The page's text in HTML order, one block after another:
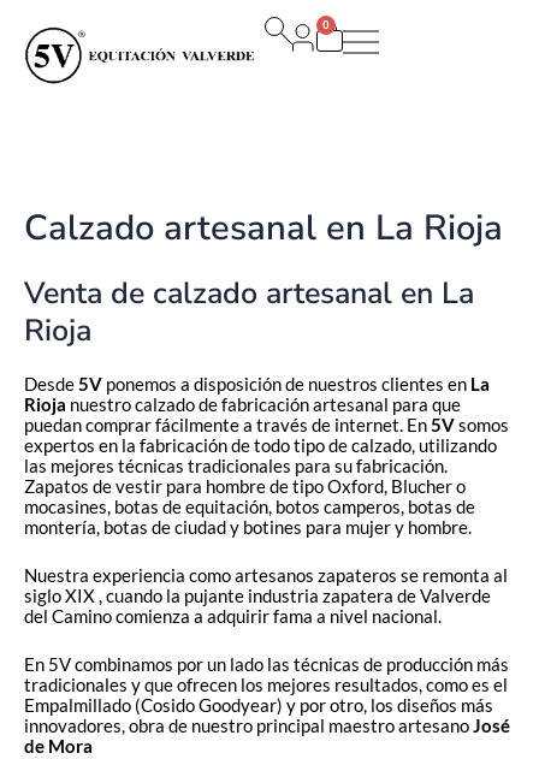
contenido
0
Carrito
Calzado artesanal en La Rioja
Venta de calzado artesanal en La
Rioja
Desde5V ponemos a disposición de nuestros clientes en La
Rioja nuestro calzado de fabricación artesanal para que
puedan comprar fácilmente a través de internet. En5Vsomos
expertos en la fabricación de todo tipo de calzado, utilizando
las mejores técnicas tradicionales para su fabricación.
Zapatos de vestir para hombre de tipo Oxford, Blucher o
mocasines, botas de equitación, botos camperos, botas de
montería, botas de ciudad y botines para mujer y hombre.
Nuestra experiencia como artesanos zapateros se remonta al
siglo XIX , cuando la pujante industria zapatera de Valverde
del Camino comienza a adquirir fama a nivel nacional.
En 5V combinamos por un lado las técnicas de producción más
tradicionales y que ofrecen los mejores resultados, como es el
Empalmillado (Cosido Goodyear) y por otro, los diseños más
innovadores, obra de nuestro principal maestro artesanoJosé
de Mora